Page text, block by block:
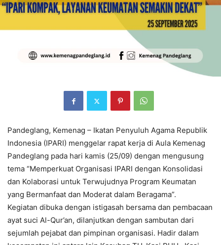
Pandeglang, Kemenag – Ikatan Penyuluh Agama Republik
Indonesia (IPARI) menggelar rapat kerja di Aula Kemenag
Pandeglang pada hari kamis (25/09) dengan mengusung
tema “Memperkuat Organisasi IPARI dengan Konsolidasi
dan Kolaborasi untuk Terwujudnya Program Keumatan
yang Bermanfaat dan Moderat dalam Beragama”.
Kegiatan dibuka dengan istigasah bersama dan pembacaan
ayat suci Al-Qur’an, dilanjutkan dengan sambutan dari
sejumlah pejabat dan pimpinan organisasi. Hadir dalam